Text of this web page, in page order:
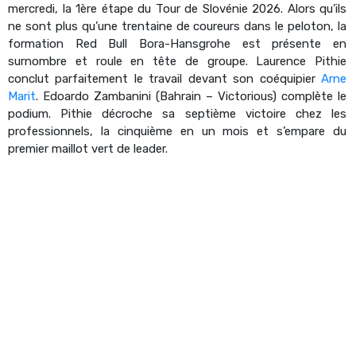
mercredi, la 1ère étape du Tour de Slovénie 2026. Alors qu’ils
ne sont plus qu’une trentaine de coureurs dans le peloton, la
formation Red Bull Bora-Hansgrohe est présente en
surnombre et roule en tête de groupe. Laurence Pithie
conclut parfaitement le travail devant son coéquipier Arne
Marit. Edoardo Zambanini (Bahrain – Victorious) complète le
podium. Pithie décroche sa septième victoire chez les
professionnels, la cinquième en un mois et s’empare du
premier maillot vert de leader.